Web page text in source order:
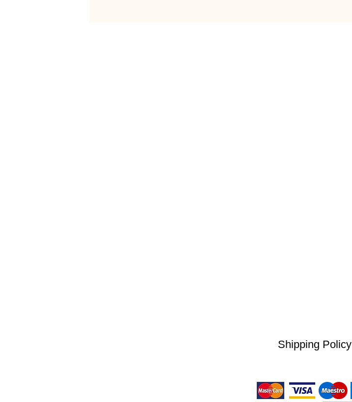
Shipping Policy